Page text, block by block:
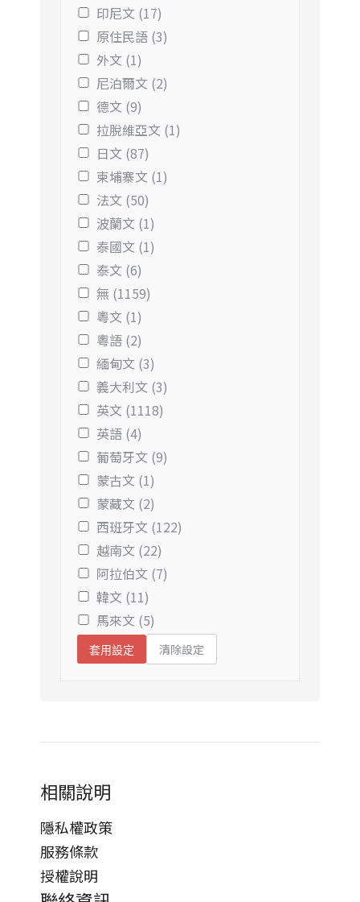
印尼文 (17)
原住民語 (3)
外文 (1)
尼泊爾文 (2)
德文 (9)
拉脫維亞文 (1)
日文 (87)
柬埔寨文 (1)
法文 (50)
波蘭文 (1)
泰國文 (1)
泰文 (6)
無 (1159)
粵文 (1)
粵語 (2)
緬甸文 (3)
義大利文 (3)
英文 (1118)
英語 (4)
葡萄牙文 (9)
蒙古文 (1)
蒙藏文 (2)
西班牙文 (122)
越南文 (22)
阿拉伯文 (7)
韓文 (11)
馬來文 (5)
套用設定 清除設定
相關說明
隱私權政策
服務條款
授權說明